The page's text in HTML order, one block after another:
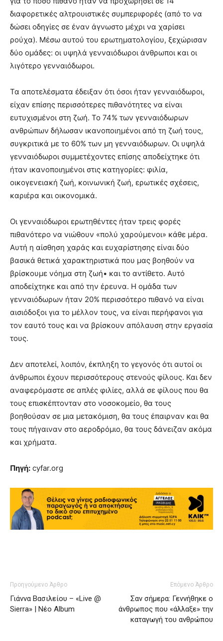
διαφορετικές αλτρουιστικές συμπεριφορές (από το να
δώσει οδηγίες σε έναν άγνωστο μέχρι να χαρίσει
ρούχα). Μέσω αυτού του ερωτηματολογίου, ξεχώρισαν
δύο ομάδες: οι υψηλά γενναιόδωροι άνθρωποι και οι
λιγότερο γενναιόδωροι.
Τα αποτελέσματα έδειξαν ότι όσοι ήταν γενναιόδωροι,
είχαν επίσης περισσότερες πιθανότητες να είναι
ευτυχισμένοι στη ζωή. Το 74% των γενναιόδωρων
ανθρώπων δήλωσαν ικανοποιημένοι από τη ζωή τους,
συγκριτικά με το 60% των μη γενναιόδωρων. Οι υψηλά
γενναιόδωροι συμμετέχοντες επίσης αποδείχτηκε ότι
ήταν ικανοποιημένοι στις κατηγορίες: φιλία,
οικογενειακή ζωή, κοινωνική ζωή, ερωτικές σχέσεις,
καριέρα και οικονομικά.
Οι γενναιόδωροι ερωτηθέντες ήταν τρεις φορές
πιθανότερο να νιώθουν «πολύ χαρούμενοι» κάθε μέρα.
Αυτή η αίσθηση χαράς και ευχαρίστησης είναι δύο
βασικά θετικά χαρακτηριστικά που μας βοηθούν να
βρίσκουμε νόημα στη ζωή• και το αντίθετο. Αυτό
αποδείχτηκε και από την έρευνα. Η ομάδα των
γενναιόδωρων ήταν 20% περισσότερο πιθανό να είναι
αισιόδοξοι για το μέλλον τους, να είναι περήφανοι για
τον εαυτό τους και να βρίσκουν απόλαυση στην εργασία
τους.
Δεν αποτελεί, λοιπόν, έκπληξη το γεγονός ότι αυτοί οι
άνθρωποι έχουν περισσότερους στενούς φίλους. Και δεν
αναφερόμαστε σε απλές φιλίες, αλλά σε φίλους που θα
τους επισκέπτονταν στο νοσοκομείο, θα τους
βοηθούσαν σε μια μετακόμιση, θα τους έπαιρναν και θα
τους πήγαιναν στο αεροδρόμιο, θα τους δάνειζαν ακόμα
και χρήματα.
Πηγή: cyfar.org
Προηγούμενο Άρθρο
Γιάννα Βασιλείου – «Live @
Sierra» | Νέο Album
Επόμενο Άρθρο
Σαν σήμερα: Γεννήθηκε ο
άνθρωπος που «άλλαξε» την
καταγωγή του ανθρώπου